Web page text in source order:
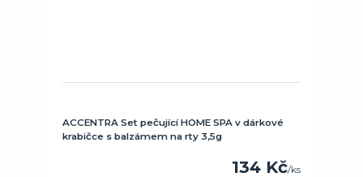
ACCENTRA Set pečující HOME SPA v dárkové
krabičce s balzámem na rty 3,5g
134 Kč/ks